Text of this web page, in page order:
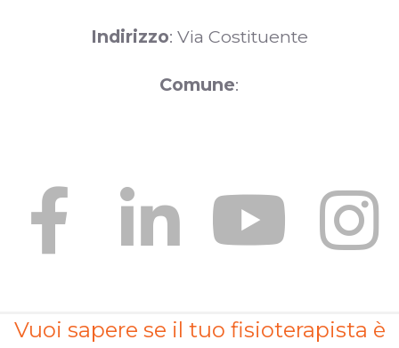
Indirizzo: Via Costituente
Comune:
Vuoi sapere se il tuo fisioterapista è